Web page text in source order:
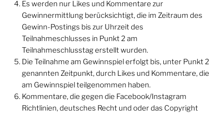
Es werden nur Likes und Kommentare zur
Gewinnermittlung berücksichtigt, die im Zeitraum des
Gewinn-Postings bis zur Uhrzeit des
Teilnahmeschlusses in Punkt 2 am
Teilnahmeschlusstag erstellt wurden.
Die Teilnahme am Gewinnspiel erfolgt bis, unter Punkt 2
genannten Zeitpunkt, durch Likes und Kommentare, die
am Gewinnspiel teilgenommen haben.
Kommentare, die gegen die Facebook/Instagram
Richtlinien, deutsches Recht und oder das Copyright